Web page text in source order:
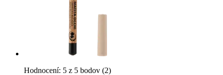
Hodnocení: 5 z 5 bodov (2)